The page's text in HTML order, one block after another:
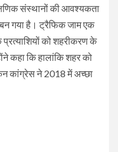
संस्थानों की आवश्यकता
गया है। ट्रैफिक जाम एक
प्रत्याशियों को शहरीकरण के
कहा कि हालांकि शहर को
कांग्रेस ने 2018 में अच्छा